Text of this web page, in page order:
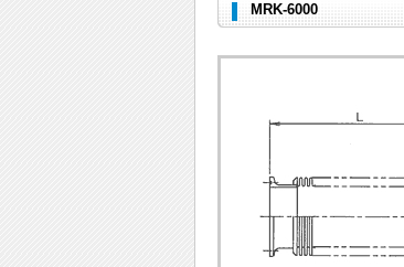
MRK-6000